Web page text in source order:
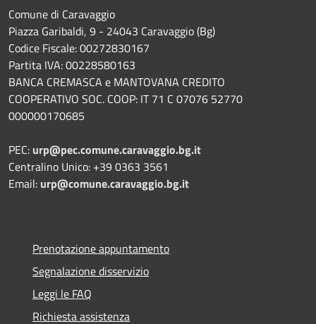
Comune di Caravaggio
Piazza Garibaldi, 9 - 24043 Caravaggio (Bg)
Codice Fiscale: 00272830167
Partita IVA: 00228580163
BANCA CREMASCA e MANTOVANA CREDITO
COOPERATIVO SOC. COOP: IT 71 C 07076 52770
000000170685
PEC: urp@pec.comune.caravaggio.bg.it
Centralino Unico: +39 0363 3561
Email: urp@comune.caravaggio.bg.it
Prenotazione appuntamento
Segnalazione disservizio
Leggi le FAQ
Richiesta assistenza